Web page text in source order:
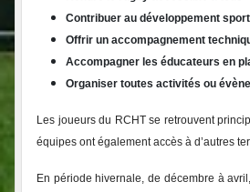
Contribuer au développement
Offrir un accompagnement
Accompagner les éducateurs en
Organiser toutes activités ou
Les joueurs du RCHT se retrouvent
équipes ont également accès à d’autres
En période hivernale, de décembre à